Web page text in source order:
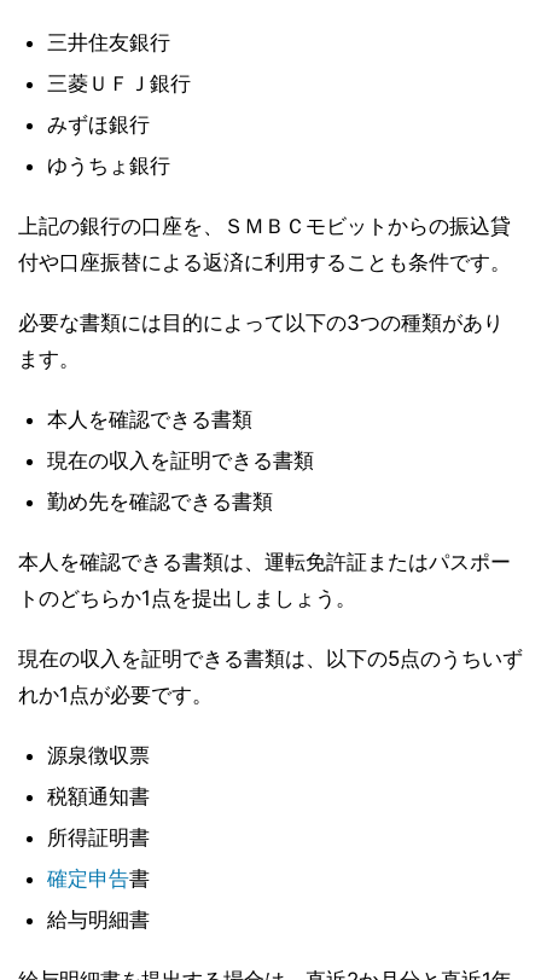
三井住友銀行
三菱ＵＦＪ銀行
みずほ銀行
ゆうちょ銀行
上記の銀行の口座を、ＳＭＢＣモビットからの振込貸
付や口座振替による返済に利用することも条件です。
必要な書類には目的によって以下の3つの種類があり
ます。
本人を確認できる書類
現在の収入を証明できる書類
勤め先を確認できる書類
本人を確認できる書類は、運転免許証またはパスポー
トのどちらか1点を提出しましょう。
現在の収入を証明できる書類は、以下の5点のうちいず
れか1点が必要です。
源泉徴収票
税額通知書
所得証明書
確定申告書
給与明細書